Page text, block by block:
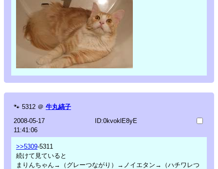
🐾 5312 ＠ 牛丸縞子
2008-05-17
11:41:06
ID:0kvoklE8yE
>>5309-5311
続けて見ていると
まりんちゃん→（グレーつながり）→ノイエタン→（ハチワレつ